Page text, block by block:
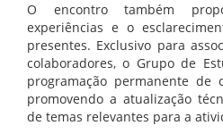
O encontro também
experiências e o
presentes. Exclusivo para
colaboradores, o Grupo de
programação permanente de
promovendo a atualização
de temas relevantes para a